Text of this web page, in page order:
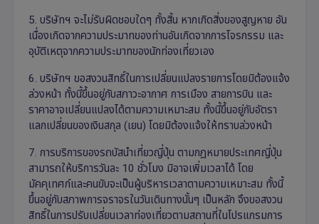
5. บริษัทฯ จะไม่รับผิดชอบใดๆ ทั้งสิ้น หากเกิดสิ่งของสูญหาย อัน
เนื่องเกิดจากความประมาทของท่านอันเกิดจากการโจรกรรม และ
อุบัติเหตุจากความประมาทของนักท่องเที่ยวเอง
6. บริษัทฯ ขอสงวนสิทธิ์ในการเปลี่ยนแปลงรายการโดยมิต้องแจ้ง
ล่วงหน้า ทั้งนี้ขึ้นอยู่กับสภาวะอากาศ การเมือง สายการบิน และ
ราคาอาจเปลี่ยนแปลงได้ตามความเหมาะสม ทั้งนี้ขึ้นอยู่กับอัตรา
แลกเปลี่ยนของเงินสกุล (เยน) โดยมิต้องแจ้งให้ทราบล่วงหน้า
7. การบริการของรถบัสนำเที่ยวญี่ปุ่น ตามกฎหมายประเทศญี่ปุ่น
สามารถให้บริการวันละ 10 ชั่วโมง มิอาจเพิ่มเวลาได้ โดย
มัคคุเทศก์และคนขับจะเป็นผู้บริหารเวลาตามความเหมาะสม ทั้งนี้
ขึ้นอยู่กับสภาพการจราจรในวันเดินทางนั้นๆ เป็นหลัก จึงขอสงวน
สิทธิ์ในการปรับเปลี่ยนเวลาท่องเที่ยวตามสถานที่ในโปรแกรมการ